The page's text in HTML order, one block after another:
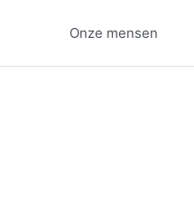
Onze mensen